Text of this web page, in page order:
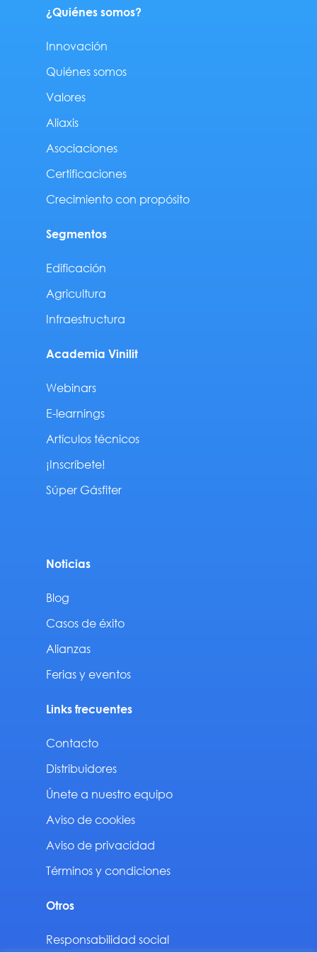
¿Quiénes somos?
Innovación
Quiénes somos
Valores
Aliaxis
Asociaciones
Certificaciones
Crecimiento con propósito
Segmentos
Edificación
Agricultura
Infraestructura
Academia Vinilit
Webinars
E-learnings
Artículos técnicos
¡Inscríbete!
Súper Gásfiter
Noticias
Blog
Casos de éxito
Alianzas
Ferias y eventos
Links frecuentes
Contacto
Distribuidores
Únete a nuestro equipo
Aviso de cookies
Aviso de privacidad
Términos y condiciones
Otros
Responsabilidad social